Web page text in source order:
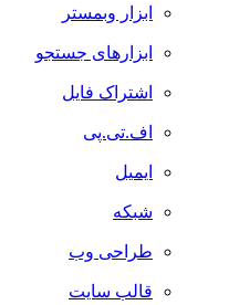
ابزار وبمستر
ابزارهای جستجو
اشتراک فایل
اف.تی.پی
ایمیل
شبکه
طراحی وب
قالب سایت